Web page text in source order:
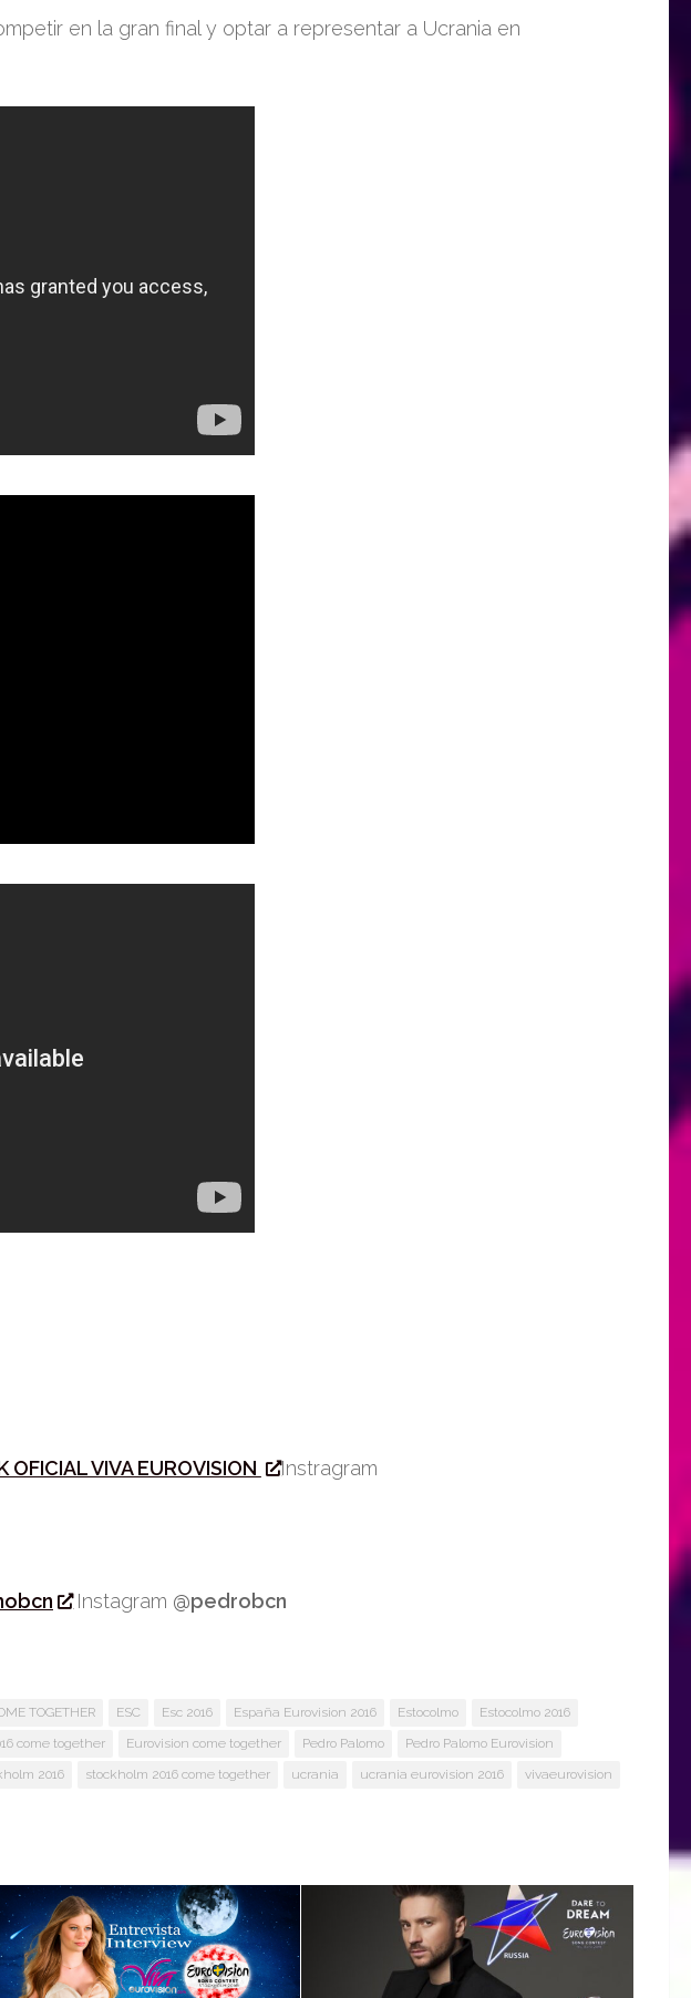
en la gran final y optar a representar a Ucrania en
OFICIAL VIVA EUROVISION
Instragram
Instagram @pedrobcn
TOGETHER ESC Esc 2016 España Eurovision 2016 Estocolmo
Estocolmo 2016
come together Eurovision come together Pedro Palomo
Pedro Palomo Eurovision
2016 stockholm 2016 come together ucrania ucrania eurovision 2016 vivaeurovision